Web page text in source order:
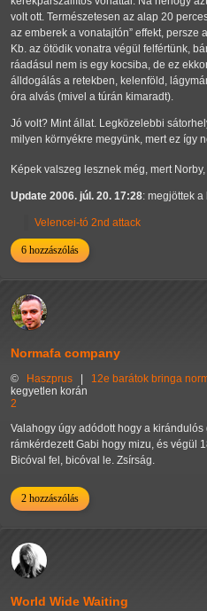
volt ott. Természetesen az alap 20
az emberek a vonatajtón effekt, persze
Kb. az ötödik vonatra végül felfértünk,
ráadásul nem is egy kocsiba, de ez
álldogálás a retekben, kelenföld,
óra alvás (mivel a túrán kimaradt).
Jó volt? Mint állat. Legközelebbi
milyen környékre megyünk, mert ez így
Képek valszeg lesznek még, mert
Update 2006. júl. 20. 17:28: megjöttek a
Velencei-tó 2nd attack
6 hozzászólás
Normafa company
© Haszprus 12e barátok bringa
kegyetlen korán
2
Valahogy úgy adódott hogy a
rámkérdezett Gabi hogy mizu, és végül
Bicóval fel, bicóval le. Zsírság.
2 hozzászólás
World Wide Waiting